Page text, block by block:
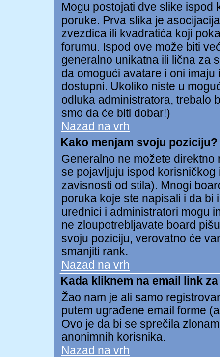
Mogu postojati dve slike ispod
poruke. Prva slika je
zvezdica ili kvadratića koji
forumu. Ispod ove može biti
generalno unikatna ili lična za
da omogući avatare i oni
dostupni. Ukoliko niste u
odluka administratora, trebalo
smo da će biti dobar!)
Nazad na vrh
Kako menjam svoju poziciju?
Generalno ne možete
se pojavljuju ispod
zavisnosti od stila). Mnogi
poruka koje ste napisali i da bi
urednici i administratori mogu
ne zloupotrebljavate board
svoju poziciju, verovatno će
smanjiti rank.
Nazad na vrh
Kada kliknem na email link
Žao nam je ali samo
putem ugrađene email forme
Ovo je da bi se sprečila
anonimnih korisnika.
Nazad na vrh